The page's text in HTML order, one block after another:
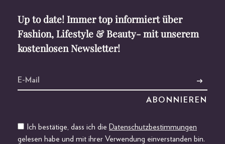
Up to date! Immer top informiert über
Fashion, Lifestyle & Beauty- mit unserem
kostenlosen Newsletter!
Ich bestätige, dass ich die Datenschutzbestimmungen
gelesen habe und mit ihrer Verwendung einverstanden bin.